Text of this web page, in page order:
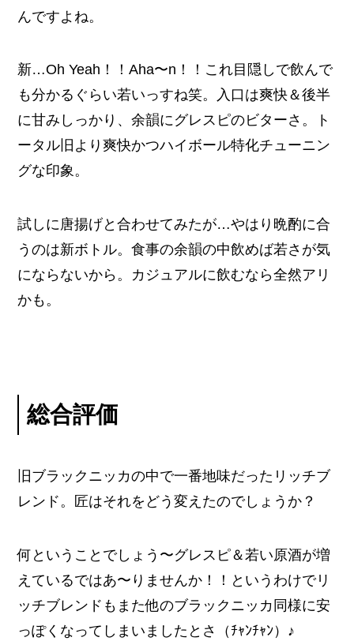
んですよね。
新…Oh Yeah！！Aha〜n！！これ目隠しで飲んで
も分かるぐらい若いっすね笑。入口は爽快＆後半
に甘みしっかり、余韻にグレスピのビターさ。ト
ータル旧より爽快かつハイボール特化チューニン
グな印象。
試しに唐揚げと合わせてみたが…やはり晩酌に合
うのは新ボトル。食事の余韻の中飲めば若さが気
にならないから。カジュアルに飲むなら全然アリ
かも。
総合評価
旧ブラックニッカの中で一番地味だったリッチブ
レンド。匠はそれをどう変えたのでしょうか？
何ということでしょう〜グレスピ＆若い原酒が増
えているではあ〜りませんか！！というわけでリ
ッチブレンドもまた他のブラックニッカ同様に安
っぽくなってしまいましたとさ（ﾁｬﾝﾁｬﾝ）♪